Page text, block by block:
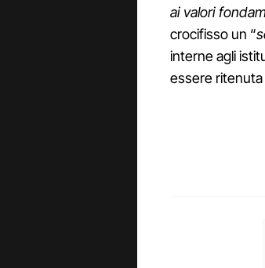
ai valori
crocifisso un “
interne agli
essere ritenuta